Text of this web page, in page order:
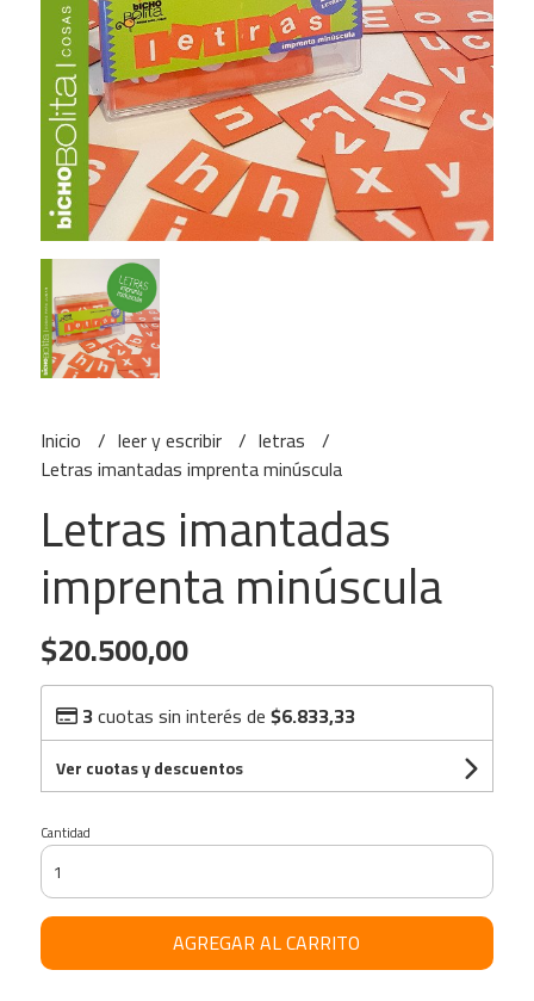
Inicio leer y escribir
letras
Letras imantadas imprenta minúscula
Letras imantadas
imprenta minúscula
$20.500,00
3cuotas sin interés de$6.833,33
Ver cuotas y descuentos
Cantidad
AGREGAR AL CARRITO